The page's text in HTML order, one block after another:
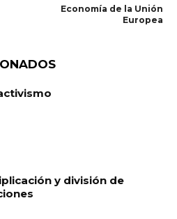
Economía de la Unión
Europea
y división de